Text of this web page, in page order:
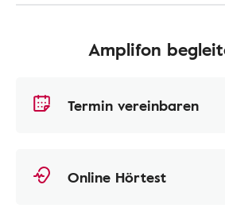
Amplifon
Termin vereinbaren
Online Hörtest